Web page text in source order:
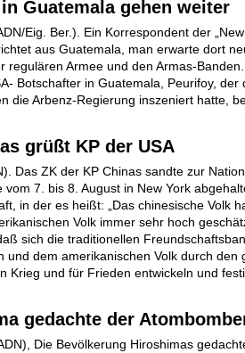
Guatemala gehen weiter
Eig. Ber.). Ein Korrespondent der
aus Guatemala, man erwarte dort
regulären Armee und den Armas-
Botschafter in Guatemala, Peurifoy, der
die Arbenz-Regierung inszeniert hatte,
grüßt KP der USA
Das ZK der KP Chinas sandte zur
vom 7. bis 8. August in New York
in der es heißt: „Das chinesische Volk
Volk immer sehr hoch
sich die traditionellen
und dem amerikanischen Volk durch den
Krieg und für Frieden entwickeln und
gedachte der
Die Bevölkerung Hiroshimas